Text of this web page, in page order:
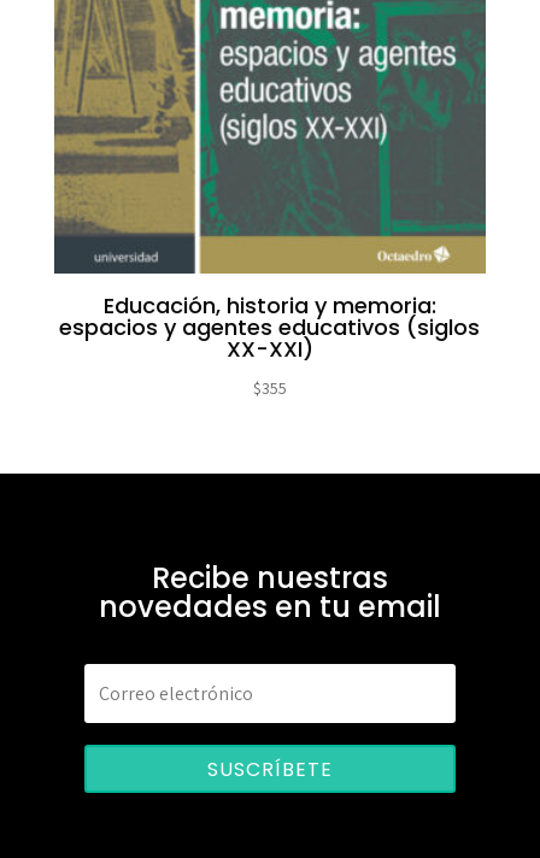
Educación, historia y memoria:
espacios y agentes educativos (siglos
XX-XXI)
$355
Recibe nuestras
novedades en tu email
SUSCRÍBETE